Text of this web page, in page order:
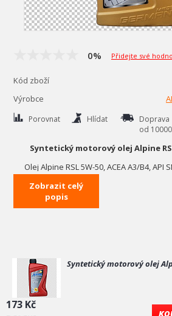
0% Přidejte své
Kód zboží
Výrobce
Porovnat Hlídat
Doprava
od
Syntetický motorový olej Alpine
Olej Alpine RSL 5W-50, ACEA A3/B4, API
vysoce výkonný motorový olej pro
vysokých otáčkách (benzín i diesel) -
závody, offroad, ... Velký viskozitní
perfektní mazání při startu v
Doporučeno pro: BMW, Citroen,
Porsche, Renault a jiná vozidla
Doporučení (splňuje požadavky
Zobrazit celý
popis
Syntetický motorový olej
173 Kč